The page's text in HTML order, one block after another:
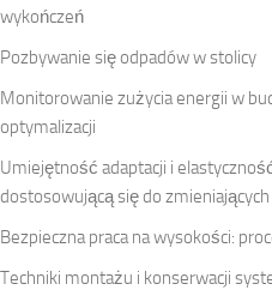
wykończeń
Pozbywanie się odpadów w stolicy
Monitorowanie zużycia energii w
optymalizacji
Umiejętność adaptacji i
dostosowującą się do
Bezpieczna praca na wysokości:
Techniki montażu i konserwacji